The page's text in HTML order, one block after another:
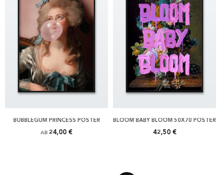
BUBBLEGUM PRINCESS POSTER
AB 24,00 €
BLOOM BABY BLOOM 50X70 POSTER
42,50 €